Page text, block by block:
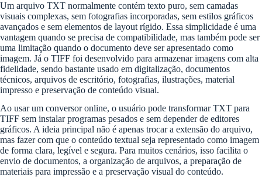
Um arquivo TXT normalmente contém texto puro, sem camadas
visuais complexas, sem fotografias incorporadas, sem estilos gráficos
avançados e sem elementos de layout rígido. Essa simplicidade é uma
vantagem quando se precisa de compatibilidade, mas também pode ser
uma limitação quando o documento deve ser apresentado como
imagem. Já o TIFF foi desenvolvido para armazenar imagens com alta
fidelidade, sendo bastante usado em digitalização, documentos
técnicos, arquivos de escritório, fotografias, ilustrações, material
impresso e preservação de conteúdo visual.
Ao usar um conversor online, o usuário pode transformar TXT para
TIFF sem instalar programas pesados e sem depender de editores
gráficos. A ideia principal não é apenas trocar a extensão do arquivo,
mas fazer com que o conteúdo textual seja representado como imagem
de forma clara, legível e segura. Para muitos cenários, isso facilita o
envio de documentos, a organização de arquivos, a preparação de
materiais para impressão e a preservação visual do conteúdo.